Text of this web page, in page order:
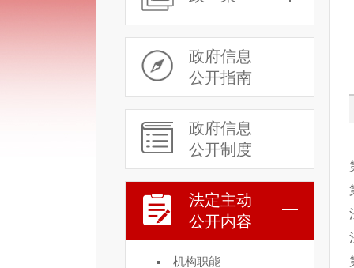
政府信息
公开指南
政府信息
公开制度
法定主动
公开内容
机构职能